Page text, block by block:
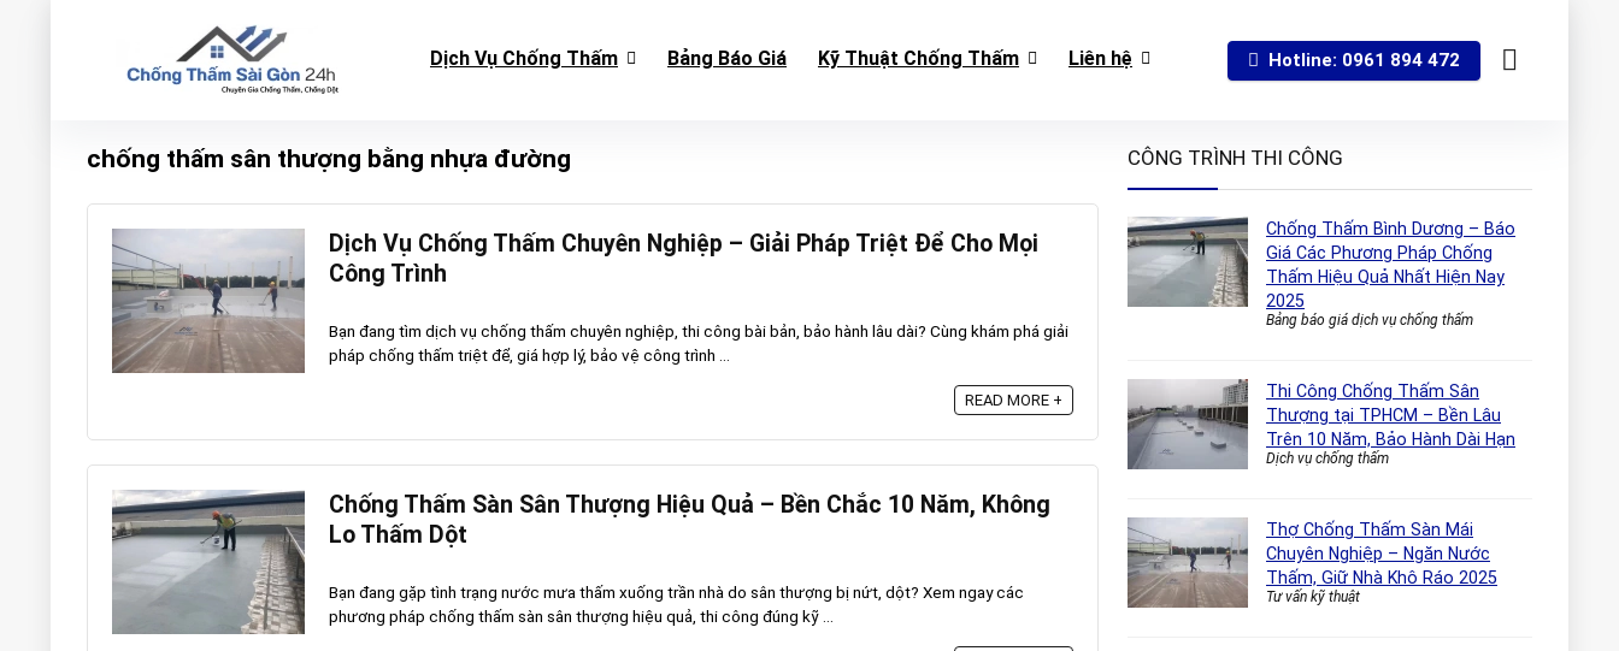
Dịch Vụ Chống Thấm Bảng Báo Giá Kỹ Thuật Chống Thấm Liên hệ Hotline: 0961 894 472
chống thấm sân thượng bằng nhựa đường
Dịch Vụ Chống Thấm Chuyên Nghiệp – Giải Pháp Triệt Để Cho Mọi
Công Trình
Bạn đang tìm dịch vụ chống thấm chuyên nghiệp, thi công bài bản, bảo hành lâu dài? Cùng khám phá giải
pháp chống thấm triệt để, giá hợp lý, bảo vệ công trình ...
READ MORE +
Chống Thấm Sàn Sân Thượng Hiệu Quả – Bền Chắc 10 Năm, Không
Lo Thấm Dột
Bạn đang gặp tình trạng nước mưa thấm xuống trần nhà do sân thượng bị nứt, dột? Xem ngay các
phương pháp chống thấm sàn sân thượng hiệu quả, thi công đúng kỹ ...
CÔNG TRÌNH THI CÔNG
Chống Thấm Bình Dương – Báo
Giá Các Phương Pháp Chống
Thấm Hiệu Quả Nhất Hiện Nay
2025
Bảng báo giá dịch vụ chống thấm
Thi Công Chống Thấm Sân
Thượng tại TPHCM – Bền Lâu
Trên 10 Năm, Bảo Hành Dài Hạn
Dịch vụ chống thấm
Thợ Chống Thấm Sàn Mái
Chuyên Nghiệp – Ngăn Nước
Thấm, Giữ Nhà Khô Ráo 2025
Tư vấn kỹ thuật